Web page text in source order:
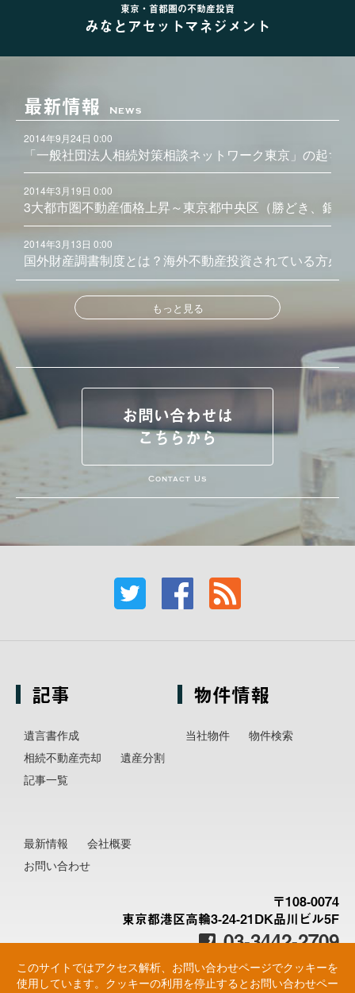
東京・首都圏の不動産投資
みなとアセットマネジメント
最新情報 News
2014年9月24日 0:00
「一般社団法人相続対策相談ネットワーク東京」の起ち
2014年3月19日 0:00
3大都市圏不動産価格上昇～東京都中央区（勝どき、銀座
2014年3月13日 0:00
国外財産調書制度とは？海外不動産投資されている方必見
もっと見る
お問い合わせは
こちらから
Contact Us
記事
遺言書作成
相続不動産売却
遺産分割
記事一覧
物件情報
当社物件 物件検索
最新情報
会社概要
お問い合わせ
〒108-0074
東京都港区高輪3-24-21DK品川ビル5F
03-3442-2709
このサイトではアクセス解析、お問い合わせページでクッキーを
使用しています。クッキーの利用を停止するとお問い合わせペー